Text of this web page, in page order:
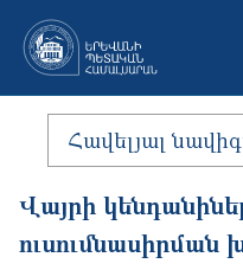
Հավելյալ
Վայրի
ուսումնասիրման